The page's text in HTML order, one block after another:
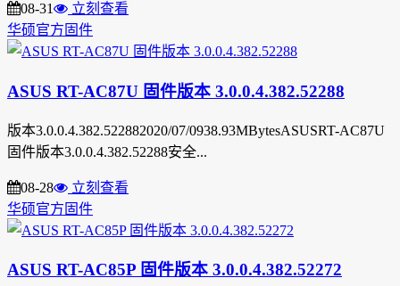
08-31
立刻查看
华硕官方固件
ASUS RT-AC87U 固件版本 3.0.0.4.382.52288
版本3.0.0.4.382.522882020/07/0938.93MBytesASUSRT-AC87U
固件版本3.0.0.4.382.52288安全...
08-28
立刻查看
华硕官方固件
ASUS RT-AC85P 固件版本 3.0.0.4.382.52272